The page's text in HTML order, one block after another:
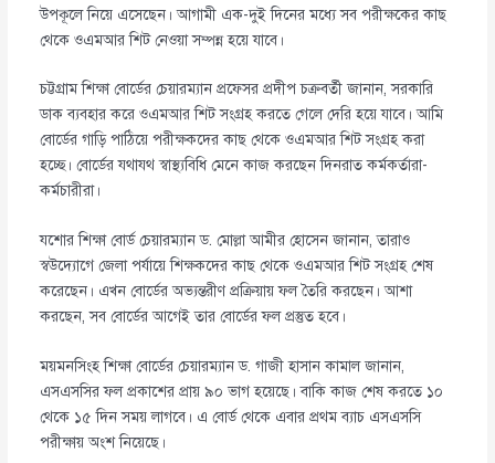
উপকূলে নিয়ে এসেছেন। আগামী এক-দুই দিনের মধ্যে সব পরীক্ষকের কাছ
থেকে ওএমআর শিট নেওয়া সম্পন্ন হয়ে যাবে।
চট্টগ্রাম শিক্ষা বোর্ডের চেয়ারম্যান প্রফেসর প্রদীপ চক্রবর্তী জানান, সরকারি
ডাক ব্যবহার করে ওএমআর শিট সংগ্রহ করতে গেলে দেরি হয়ে যাবে। আমি
বোর্ডের গাড়ি পাঠিয়ে পরীক্ষকদের কাছ থেকে ওএমআর শিট সংগ্রহ করা
হচ্ছে। বোর্ডের যথাযথ স্বাস্থ্যবিধি মেনে কাজ করছেন দিনরাত কর্মকর্তারা-
কর্মচারীরা।
যশোর শিক্ষা বোর্ড চেয়ারম্যান ড. মোল্লা আমীর হোসেন জানান, তারাও
স্বউদ্যোগে জেলা পর্যায়ে শিক্ষকদের কাছ থেকে ওএমআর শিট সংগ্রহ শেষ
করেছেন। এখন বোর্ডের অভ্যন্তরীণ প্রক্রিয়ায় ফল তৈরি করছেন। আশা
করছেন, সব বোর্ডের আগেই তার বোর্ডের ফল প্রস্তুত হবে।
ময়মনসিংহ শিক্ষা বোর্ডের চেয়ারম্যান ড. গাজী হাসান কামাল জানান,
এসএসসির ফল প্রকাশের প্রায় ৯০ ভাগ হয়েছে। বাকি কাজ শেষ করতে ১০
থেকে ১৫ দিন সময় লাগবে। এ বোর্ড থেকে এবার প্রথম ব্যাচ এসএসসি
পরীক্ষায় অংশ নিয়েছে।